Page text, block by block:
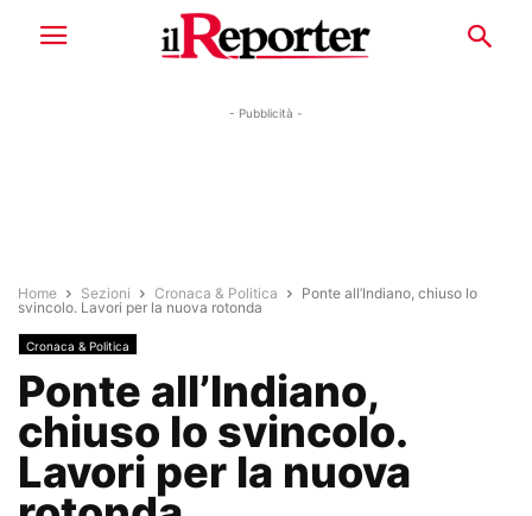
- Pubblicità -
Home Sezioni Cronaca & Politica
Ponte all’Indiano, chiuso lo
svincolo. Lavori per la nuova rotonda
Cronaca & Politica
Ponte all’Indiano,
chiuso lo svincolo.
Lavori per la nuova